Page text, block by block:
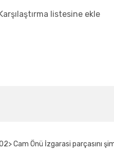
listesine ekle
Cam Önü İzgarasi parçasını